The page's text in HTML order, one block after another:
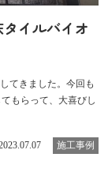
イルバイオ
てきました。今回も
もらって、大喜びし
施工事例